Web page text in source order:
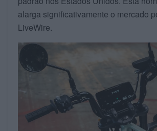
alarga significativamente o mercado
LiveWire.